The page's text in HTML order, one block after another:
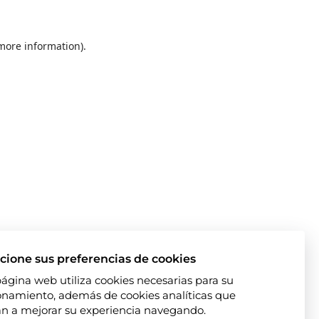
information).
sus preferencias de cookies
web utiliza cookies necesarias para su
además de cookies analíticas que
a mejorar su experiencia navegando.